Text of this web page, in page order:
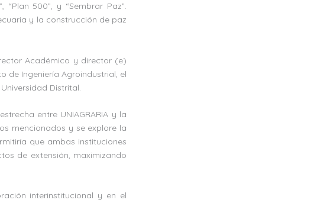
500”, y “Sembrar Paz”.
y la construcción de paz
Académico y director (e)
de Ingeniería Agroindustrial, el
Distrital.
entre UNIAGRARIA y la
mencionados y se explore la
que ambas instituciones
de extensión, maximizando
interinstitucional y en el